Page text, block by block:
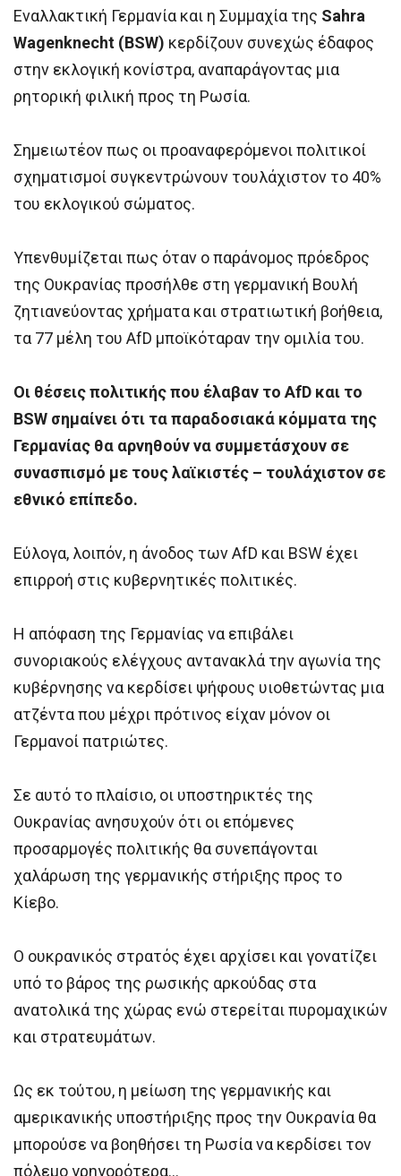
Εναλλακτική Γερμανία και η Συμμαχία της Sahra
Wagenknecht (BSW) κερδίζουν συνεχώς έδαφος
στην εκλογική κονίστρα, αναπαράγοντας μια
ρητορική φιλική προς τη Ρωσία.
Σημειωτέον πως οι προαναφερόμενοι πολιτικοί
σχηματισμοί συγκεντρώνουν τουλάχιστον το 40%
του εκλογικού σώματος.
Υπενθυμίζεται πως όταν ο παράνομος πρόεδρος
της Ουκρανίας προσήλθε στη γερμανική Βουλή
ζητιανεύοντας χρήματα και στρατιωτική βοήθεια,
τα 77 μέλη του AfD μποϊκόταραν την ομιλία του.
Οι θέσεις πολιτικής που έλαβαν το AfD και το
BSW σημαίνει ότι τα παραδοσιακά κόμματα της
Γερμανίας θα αρνηθούν να συμμετάσχουν σε
συνασπισμό με τους λαϊκιστές – τουλάχιστον σε
εθνικό επίπεδο.
Εύλογα, λοιπόν, η άνοδος των AfD και BSW έχει
επιρροή στις κυβερνητικές πολιτικές.
Η απόφαση της Γερμανίας να επιβάλει
συνοριακούς ελέγχους αντανακλά την αγωνία της
κυβέρνησης να κερδίσει ψήφους υιοθετώντας μια
ατζέντα που μέχρι πρότινος είχαν μόνον οι
Γερμανοί πατριώτες.
Σε αυτό το πλαίσιο, οι υποστηρικτές της
Ουκρανίας ανησυχούν ότι οι επόμενες
προσαρμογές πολιτικής θα συνεπάγονται
χαλάρωση της γερμανικής στήριξης προς το
Κίεβο.
Ο ουκρανικός στρατός έχει αρχίσει και γονατίζει
υπό το βάρος της ρωσικής αρκούδας στα
ανατολικά της χώρας ενώ στερείται πυρομαχικών
και στρατευμάτων.
Ως εκ τούτου, η μείωση της γερμανικής και
αμερικανικής υποστήριξης προς την Ουκρανία θα
μπορούσε να βοηθήσει τη Ρωσία να κερδίσει τον
πόλεμο γρηγορότερα…